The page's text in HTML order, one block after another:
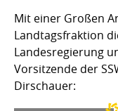
Mit einer Großen
Landtagsfraktion
Landesregierung
Vorsitzende der
Dirschauer: